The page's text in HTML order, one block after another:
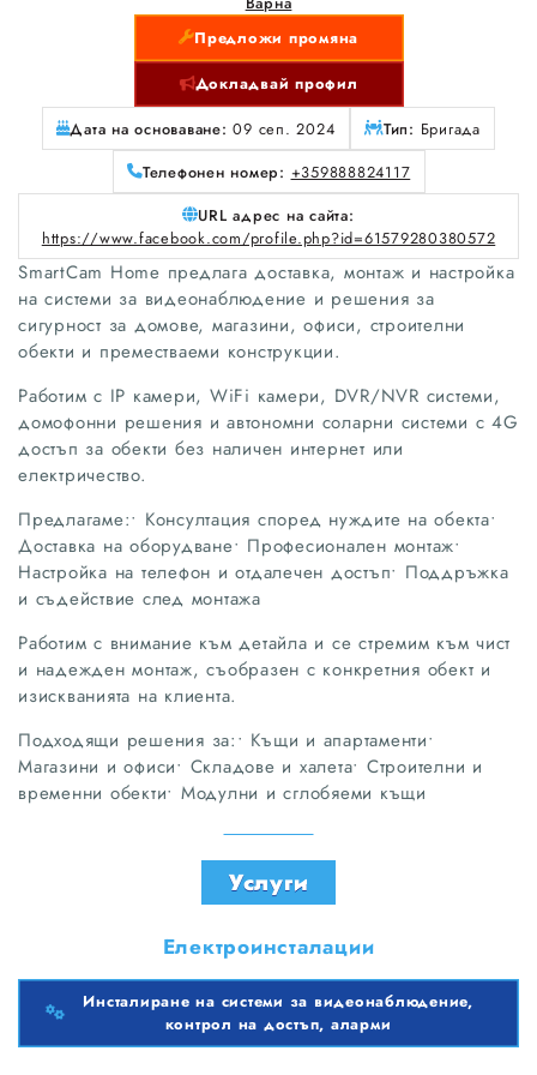
Предложи промяна
Докладвай профил
Дата на основаване: 09 сеп. 2024 Тип: Бригада
Телефонен номер: +359888824117
URL адрес на сайта:
https://www.facebook.com/profile.php?id=61579280380572
SmartCam Home предлага доставка, монтаж и настройка
на системи за видеонаблюдение и решения за
сигурност за домове, магазини, офиси, строителни
обекти и преместваеми конструкции.
Работим с IP камери, WiFi камери, DVR/NVR системи,
домофонни решения и автономни соларни системи с 4G
достъп за обекти без наличен интернет или
електричество.
Предлагаме:• Консултация според нуждите на обекта•
Доставка на оборудване• Професионален монтаж•
Настройка на телефон и отдалечен достъп• Поддръжка
и съдействие след монтажа
Работим с внимание към детайла и се стремим към чист
и надежден монтаж, съобразен с конкретния обект и
изискванията на клиента.
Подходящи решения за:• Къщи и апартаменти•
Магазини и офиси• Складове и халета• Строителни и
временни обекти• Модулни и сглобяеми къщи
Услуги
Електроинсталации
Инсталиране на системи за видеонаблюдение,
контрол на достъп, аларми